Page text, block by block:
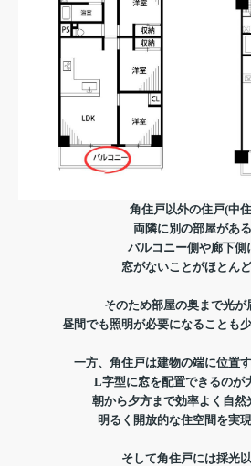
角住戸以外の住戸(中
両隣に別の部屋があ
バルコニー側や廊下側
窓がないことがほとんど
そのため部屋の奥まで光が
昼間でも照明が必要になることも
一方、角住戸は建物の端に位置
L字型に窓を配置できるのが
朝から夕方まで効率よく自然
明るく開放的な住空間を実現
そして角住戸には採光